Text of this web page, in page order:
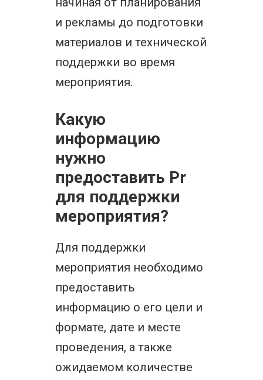
и рекламы до подготовки
материалов и технической
поддержки во время
мероприятия.
Какую
информацию
нужно
предоставить Pr
для поддержки
мероприятия?
Для поддержки
мероприятия необходимо
предоставить
информацию о его цели и
формате, дате и месте
проведения, а также
ожидаемом количестве